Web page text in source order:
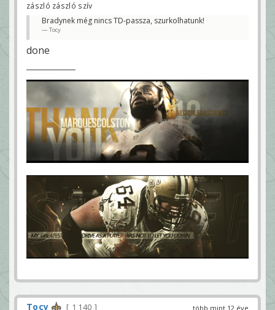
zászló zászló szív
Bradynek még nincs TD-passza, szurkolhatunk!
Tocy
done
több mint 12 éve
Tocy 1 140